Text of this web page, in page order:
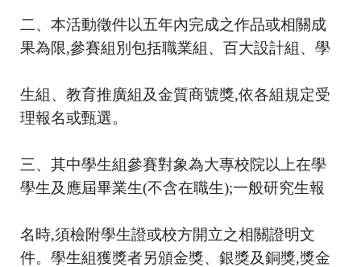
二、本活動徵件以五年內完成之作品或相關成
果為限,參賽組別包括職業組、百大設計組、學
生組、教育推廣組及金質商號獎,依各組規定受
理報名或甄選。
三、其中學生組參賽對象為大專校院以上在學
學生及應屆畢業生(不含在職生);一般研究生報
名時,須檢附學生證或校方開立之相關證明文
件。學生組獲獎者另頒金獎、銀獎及銅獎,獎金